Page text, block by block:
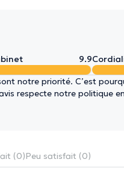
9.9
notre priorité. C’est
respecte notre politique
(0)Peu satisfait (0)